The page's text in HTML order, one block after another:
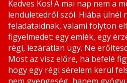
KOS
BIKA
IKREK
RÁK
Kedves Kos! A mai nap nem a
lendületedről szól. Hiába ülnél
feladataidnak, valami folyton
figyelmedet: egy emlék, egy
régi, lezáratlan ügy. Ne
Most az visz előre, ha befelé
hogy egy régi sérelem kerül